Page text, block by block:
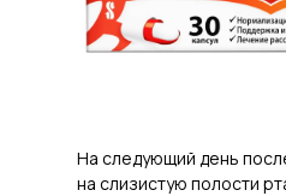
На следующий день
на слизистую полости